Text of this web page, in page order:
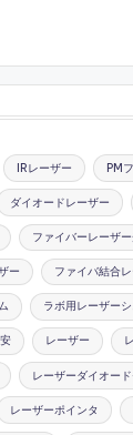
IRレーザー PM
ダイオードレーザー
ファイバーレーザ
ー ファイバ結合
ラボ用レーザー
レーザー
レーザーダイオー
レーザーポインタ